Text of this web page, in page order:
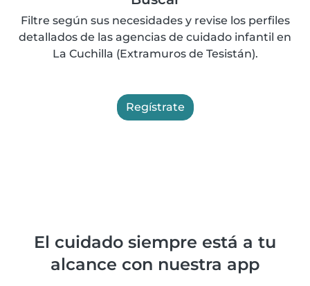
Filtre según sus necesidades y revise los perfiles
detallados de las agencias de cuidado infantil en
La Cuchilla (Extramuros de Tesistán).
Regístrate
El cuidado siempre está a tu
alcance con nuestra app